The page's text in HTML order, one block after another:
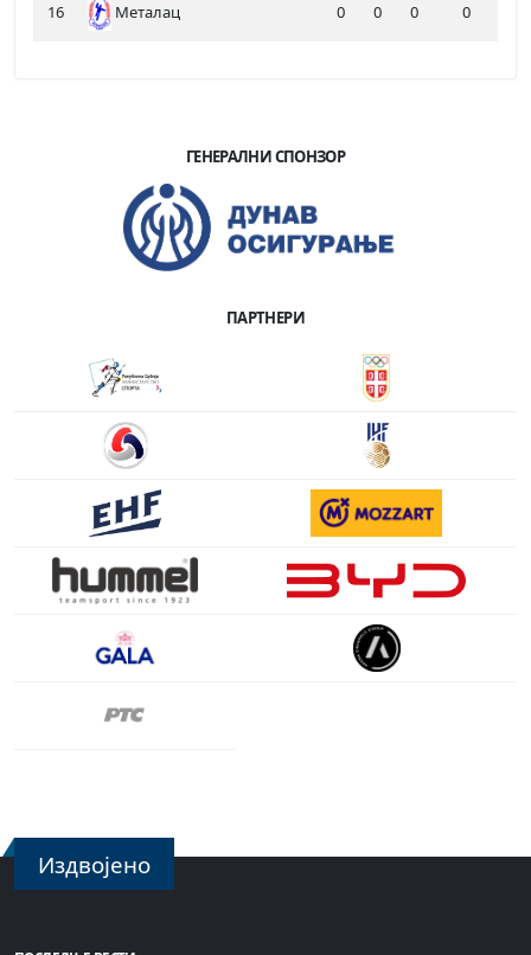
16 Металац 0 0 0 0
ГЕНЕРАЛНИ СПОНЗОР
ПАРТНЕРИ
Издвојено